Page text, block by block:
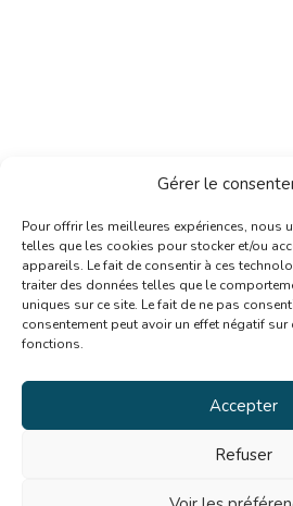
Gérer le
Pour offrir les meilleures expériences,
telles que les cookies pour stocker et/ou
appareils. Le fait de consentir à ces
traiter des données telles que le
uniques sur ce site. Le fait de ne pas
consentement peut avoir un effet négatif
fonctions.
Accepter
Refuser